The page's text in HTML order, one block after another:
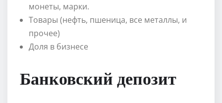
монеты, марки.
Товары (нефть, пшеница, все металлы, и
прочее)
Доля в бизнесе
Банковский депозит